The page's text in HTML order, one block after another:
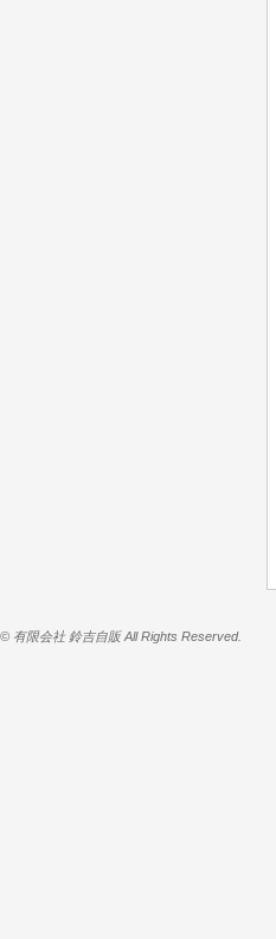
© 有限会社 鈴吉自販 All Rights Reserved.